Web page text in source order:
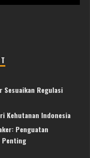
Sesuaikan Regulasi
Kehutanan Indonesia
Penguatan
Penting